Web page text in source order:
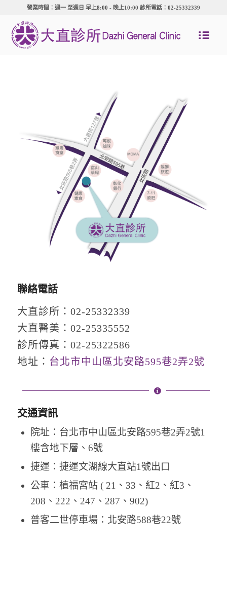
營業時間：週一 至週日 早上8:00 - 晚上10:00 診所電話：02-25332339
聯絡電話
大直診所：02-25332339
大直醫美：02-25335552
診所傳真：02-25322586
地址： 台北市中山區北安路595巷2弄2號
交通資訊
院址：台北市中山區北安路595巷2弄2號1
樓含地下層、6號
捷運：捷運文湖線大直站1號出口
公車：植福宮站 ( 21、33、紅2、紅3、
208、222、247、287、902)
普客二世停車場：北安路588巷22號